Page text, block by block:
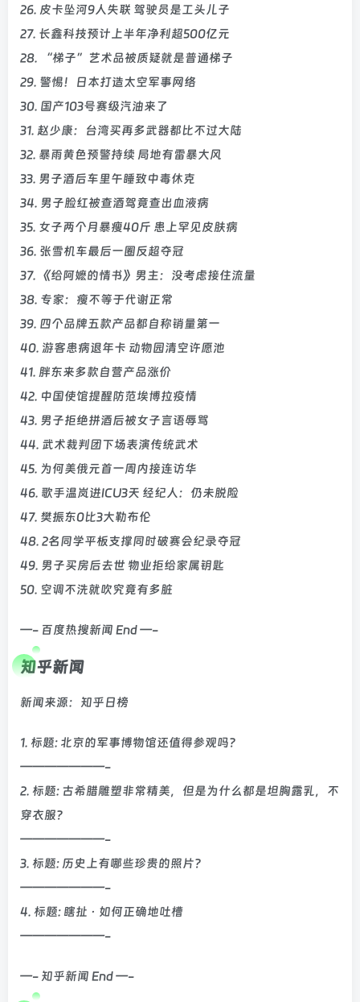
26. 皮卡坠河9人失联 驾驶员是工头儿子
27. 长鑫科技预计上半年净利超500亿元
28. “梯子”艺术品被质疑就是普通梯子
29. 警惕！日本打造太空军事网络
30. 国产103号赛级汽油来了
31. 赵少康：台湾买再多武器都比不过大陆
32. 暴雨黄色预警持续 局地有雷暴大风
33. 男子酒后车里午睡致中毒休克
34. 男子脸红被查酒驾竟查出血液病
35. 女子两个月暴瘦40斤 患上罕见皮肤病
36. 张雪机车最后一圈反超夺冠
37. 《给阿嬷的情书》男主：没考虑接住流量
38. 专家：瘦不等于代谢正常
39. 四个品牌五款产品都自称销量第一
40. 游客患病退年卡 动物园清空许愿池
41. 胖东来多款自营产品涨价
42. 中国使馆提醒防范埃博拉疫情
43. 男子拒绝拼酒后被女子言语辱骂
44. 武术裁判团下场表演传统武术
45. 为何美俄元首一周内接连访华
46. 歌手温岚进ICU3天 经纪人：仍未脱险
47. 樊振东0比3大勒布伦
48. 2名同学平板支撑同时破赛会纪录夺冠
49. 男子买房后去世 物业拒给家属钥匙
50. 空调不洗就吹究竟有多脏
—- 百度热搜新闻 End —-
知乎新闻
新闻来源：知乎日榜
1. 标题: 北京的军事博物馆还值得参观吗？
———————-
2. 标题: 古希腊雕塑非常精美，但是为什么都是坦胸露乳，不
穿衣服？
———————-
3. 标题: 历史上有哪些珍贵的照片？
———————-
4. 标题: 瞎扯 · 如何正确地吐槽
———————-
—- 知乎新闻 End —-